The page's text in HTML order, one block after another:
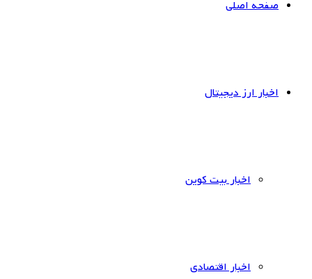
صفحه اصلی
اخبار ارز دیجیتال
اخبار بیت کوین
اخبار اقتصادی